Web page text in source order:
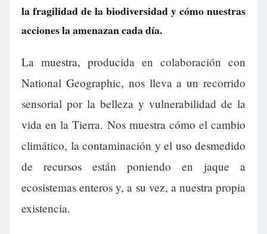
la fragilidad de la biodiversidad y cómo nuestras
acciones la amenazan cada día.
La muestra, producida en colaboración con
National Geographic, nos lleva a un recorrido
sensorial por la belleza y vulnerabilidad de la
vida en la Tierra. Nos muestra cómo el cambio
climático, la contaminación y el uso desmedido
de recursos están poniendo en jaque a
ecosistemas enteros y, a su vez, a nuestra propia
existencia.